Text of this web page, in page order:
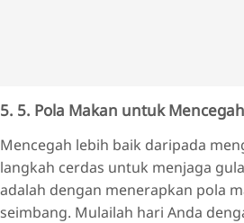
5. 5. Pola Makan untuk
Mencegah lebih baik daripada
langkah cerdas untuk menjaga
adalah dengan menerapkan pola
seimbang. Mulailah hari Anda